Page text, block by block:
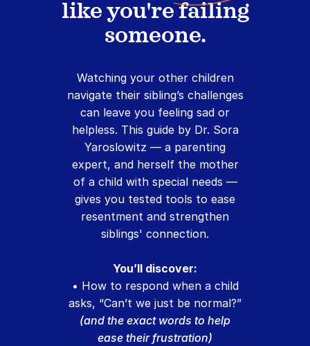
like you're failing
someone.
Watching your other children
navigate their sibling’s challenges
can leave you feeling sad or
helpless. This guide by Dr. Sora
Yaroslowitz — a parenting
expert, and herself the mother
of a child with special needs —
gives you tested tools to ease
resentment and strengthen
siblings' connection.
You’ll discover:
• How to respond when a child
asks, “Can’t we just be normal?”
(and the exact words to help
ease their frustration)